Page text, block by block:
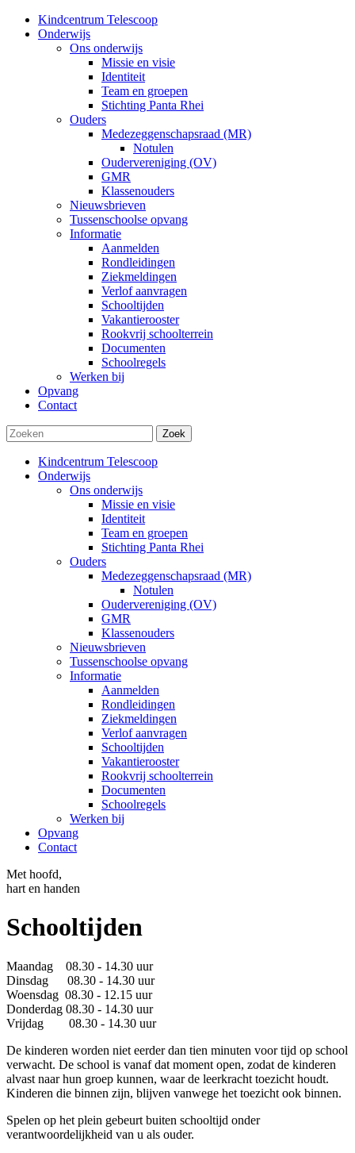
Kindcentrum Telescoop
Onderwijs
Ons onderwijs
Missie en visie
Identiteit
Team en groepen
Stichting Panta Rhei
Ouders
Medezeggenschapsraad (MR)
Notulen
Oudervereniging (OV)
GMR
Klassenouders
Nieuwsbrieven
Tussenschoolse opvang
Informatie
Aanmelden
Rondleidingen
Ziekmeldingen
Verlof aanvragen
Schooltijden
Vakantierooster
Rookvrij schoolterrein
Documenten
Schoolregels
Werken bij
Opvang
Contact
Zoek
Kindcentrum Telescoop
Onderwijs
Ons onderwijs
Missie en visie
Identiteit
Team en groepen
Stichting Panta Rhei
Ouders
Medezeggenschapsraad (MR)
Notulen
Oudervereniging (OV)
GMR
Klassenouders
Nieuwsbrieven
Tussenschoolse opvang
Informatie
Aanmelden
Rondleidingen
Ziekmeldingen
Verlof aanvragen
Schooltijden
Vakantierooster
Rookvrij schoolterrein
Documenten
Schoolregels
Werken bij
Opvang
Contact
Met hoofd,
hart en handen
Schooltijden
Maandag 08.30 - 14.30 uur
Dinsdag 08.30 - 14.30 uur
Woensdag 08.30 - 12.15 uur
Donderdag 08.30 - 14.30 uur
Vrijdag 08.30 - 14.30 uur
De kinderen worden niet eerder dan tien minuten voor tijd op school
verwacht. De school is vanaf dat moment open, zodat de kinderen
alvast naar hun groep kunnen, waar de leerkracht toezicht houdt.
Kinderen die binnen zijn, blijven vanwege het toezicht ook binnen.
Spelen op het plein gebeurt buiten schooltijd onder
verantwoordelijkheid van u als ouder.